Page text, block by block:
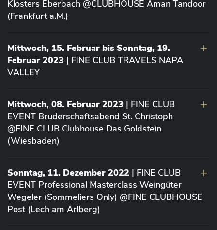
Klosters Eberbach @CLUBHOUSE Aman Tandoor
(Frankfurt a.M.)
Mittwoch, 15. Februar bis Sonntag, 19.
Februar 2023 | FINE CLUB TRAVELS NAPA
VALLEY
Mittwoch, 08. Februar 2023 | FINE CLUB
EVENT Bruderschaftsabend St. Christoph
@FINE CLUB Clubhouse Das Goldstein
(Wiesbaden)
Sonntag, 11. Dezember 2022 | FINE CLUB
EVENT Professional Masterclass Weingüter
Wegeler (Sommeliers Only) @FINE CLUBHOUSE
Post (Lech am Arlberg)